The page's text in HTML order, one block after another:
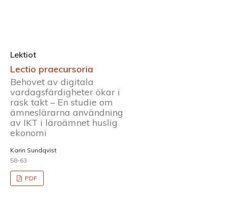
Lektiot
Lectio praecursoria
Behovet av digitala
vardagsfärdigheter ökar i
rask takt – En studie om
ämneslärarna användning
av IKT i läroämnet huslig
ekonomi
Karin Sundqvist
58-63
PDF